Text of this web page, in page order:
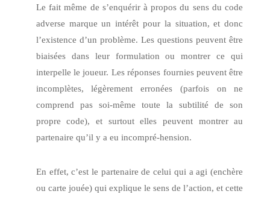
Le fait même de s’enquérir à propos du sens du code
adverse marque un intérêt pour la situation, et donc
l’existence d’un problème. Les questions peuvent être
biaisées dans leur formulation ou montrer ce qui
interpelle le joueur. Les réponses fournies peuvent être
incomplètes, légèrement erronées (parfois on ne
comprend pas soi-même toute la subtilité de son
propre code), et surtout elles peuvent montrer au
partenaire qu’il y a eu incompré-hension.
En effet, c’est le partenaire de celui qui a agi (enchère
ou carte jouée) qui explique le sens de l’action, et cette